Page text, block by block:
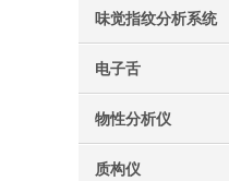
味觉指纹分析系统
电子舌
物性分析仪
质构仪